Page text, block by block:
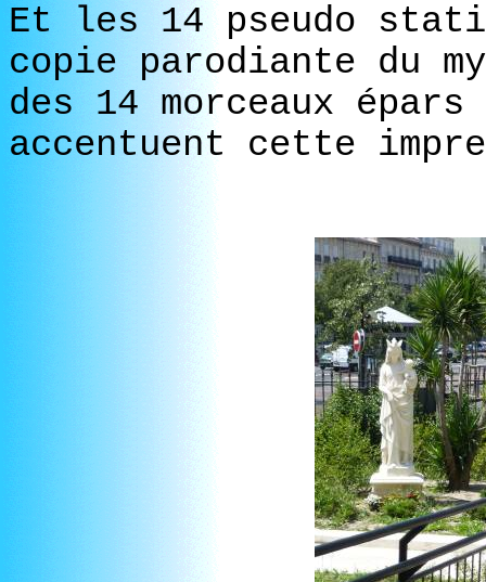
Et les 14 pseudo
copie parodiante du
des 14 morceaux
accentuent cette